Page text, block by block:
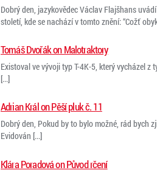
Dobrý den, jazykovědec Václav Flajšhans
století, kde se nachází v tomto znění: “Cožť
Tomáš Dvořák on Malotraktory
Existoval ve vývoji typ T-4K-5, který vycházel
[...]
Adrian Král on Pěší pluk č. 11
Dobrý den, Pokud by to bylo možné, rád bych
Evidován [...]
Klára Poradová on Původ rčení